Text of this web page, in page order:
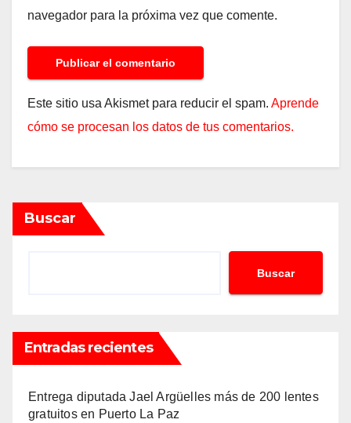
navegador para la próxima vez que comente.
Este sitio usa Akismet para reducir el spam. Aprende
cómo se procesan los datos de tus comentarios.
Buscar
Buscar
Entradas recientes
Entrega diputada Jael Argüelles más de 200 lentes
gratuitos en Puerto La Paz